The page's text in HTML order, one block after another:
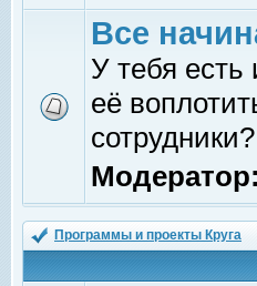
Все
У тебя
её
Модератор:
Программы и проекты Круга